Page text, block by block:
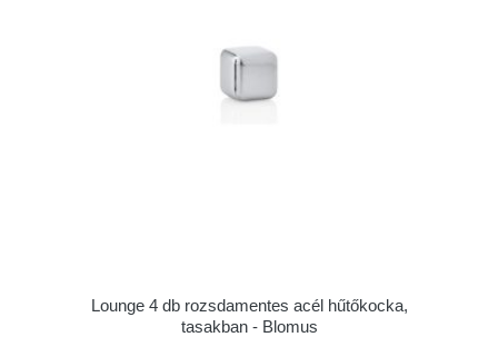
Lounge 4 db rozsdamentes acél hűtőkocka,
tasakban - Blomus